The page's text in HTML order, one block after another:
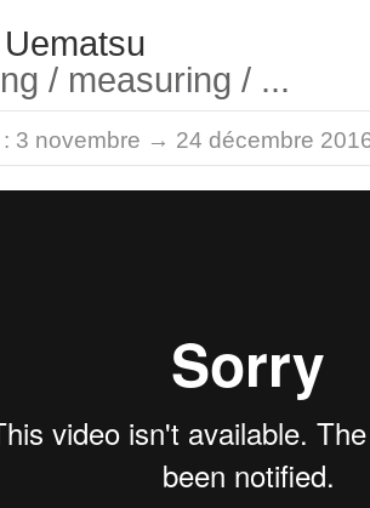
/ measuring / ...
3 novembre → 24 décembre